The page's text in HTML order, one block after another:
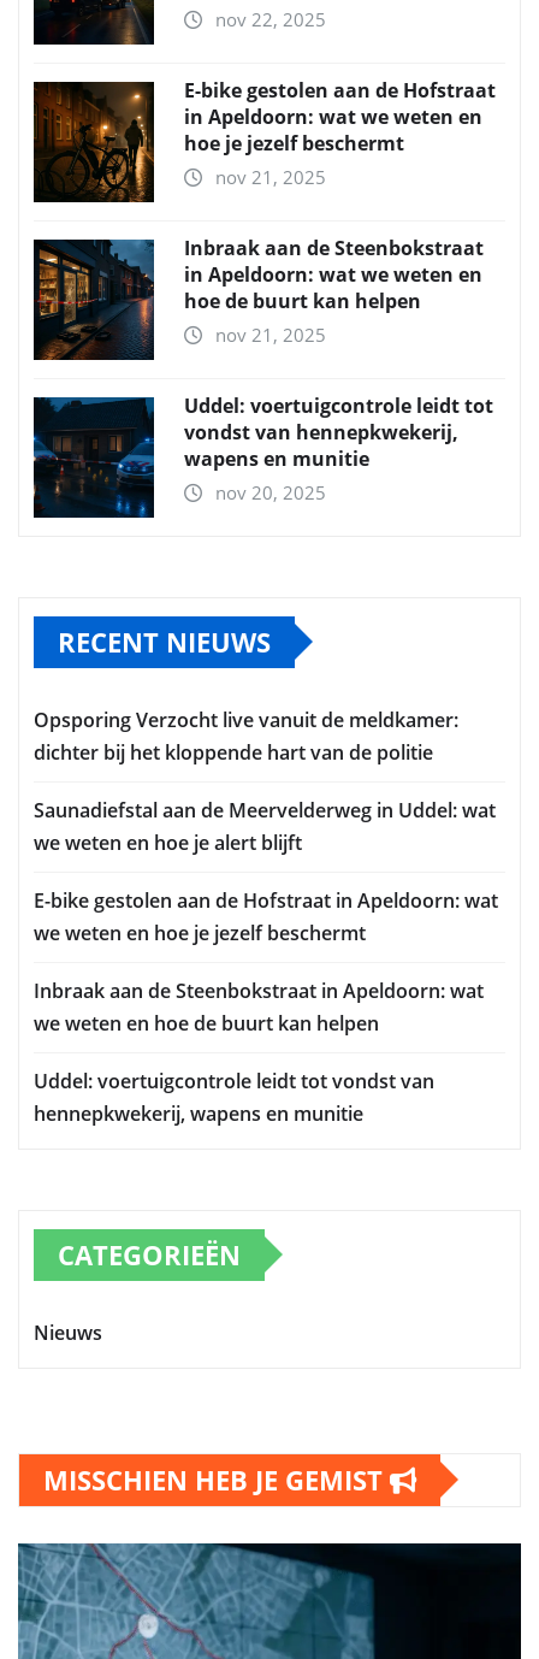
nov 22, 2025
E-bike gestolen aan de Hofstraat
in Apeldoorn: wat we weten en
hoe je jezelf beschermt
nov 21, 2025
Inbraak aan de Steenbokstraat
in Apeldoorn: wat we weten en
hoe de buurt kan helpen
nov 21, 2025
Uddel: voertuigcontrole leidt tot
vondst van hennepkwekerij,
wapens en munitie
nov 20, 2025
RECENT NIEUWS
Opsporing Verzocht live vanuit de meldkamer:
dichter bij het kloppende hart van de politie
Saunadiefstal aan de Meervelderweg in Uddel: wat
we weten en hoe je alert blijft
E-bike gestolen aan de Hofstraat in Apeldoorn: wat
we weten en hoe je jezelf beschermt
Inbraak aan de Steenbokstraat in Apeldoorn: wat
we weten en hoe de buurt kan helpen
Uddel: voertuigcontrole leidt tot vondst van
hennepkwekerij, wapens en munitie
CATEGORIEËN
Nieuws
MISSCHIEN HEB JE GEMIST